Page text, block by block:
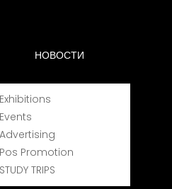
НОВОСТИ
Exhibitions
Events
Advertising
Pos Promotion
STUDY TRIPS